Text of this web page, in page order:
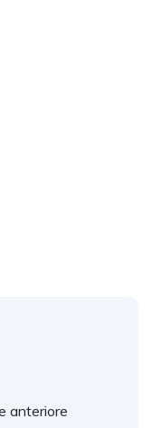
anteriore